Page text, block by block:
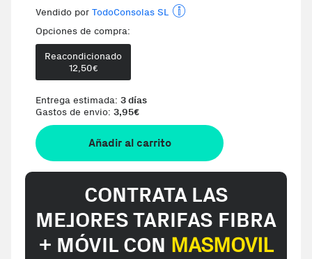
Vendido por TodoConsolas SL
Opciones de compra:
Reacondicionado
12,50€
Entrega estimada: 3 días
Gastos de envio: 3,95€
Añadir al carrito
CONTRATA LAS
MEJORES TARIFAS FIBRA
+ MÓVIL CON MASMOVIL